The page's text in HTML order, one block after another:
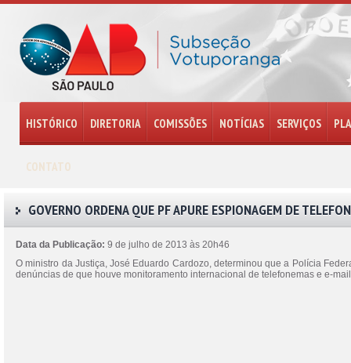
HISTÓRICO DIRETORIA COMISSÕES NOTÍCIAS SERVIÇOS
CONTATO
GOVERNO ORDENA QUE PF APURE ESPIONAGEM DE
Data da Publicação: 9 de julho de 2013 às 20h46
O ministro da Justiça, José Eduardo Cardozo, determinou que a Polícia
denúncias de que houve monitoramento internacional de telefonemas e e-